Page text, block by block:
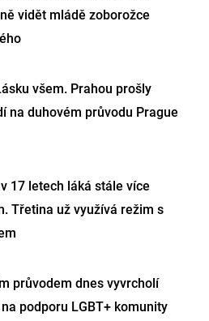
vidět mládě zoborožce
všem. Prahou prošly
na duhovém průvodu Prague
17 letech láká stále více
Třetina už využívá režim s
průvodem dnes vyvrcholí
podporu LGBT+ komunity